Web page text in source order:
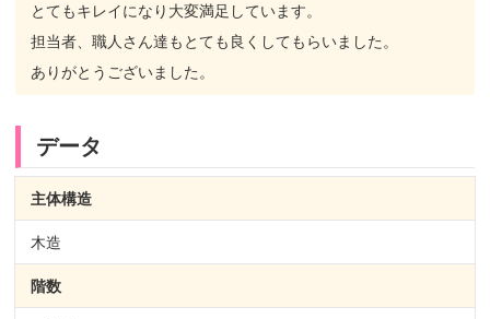
とてもキレイになり大変満足しています。
担当者、職人さん達もとても良くしてもらいました。
ありがとうございました。
データ
主体構造
木造
階数